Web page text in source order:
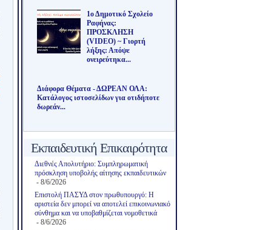
1ο Δημοτικό Σχολείο
Ραφήνας:
ΠΡΟΣΚΛΗΣΗ
(VIDEO) ~ Γιορτή
λήξης: Απόψε
ονειρεύτηκα...
Διάφορα Θέματα - ΔΩΡΕΑΝ ΟΛΑ:
Κατάλογος ιστοσελίδων για οτιδήποτε
δωρεάν...
Εκπαιδευτική Επικαιρότητα
Διεθνές Απολυτήριο: Συμπληρωματική
πρόσκληση υποβολής αίτησης εκπαιδευτικών
- 8/6/2026
Επιστολή ΠΑΣΥΔ στον πρωθυπουργό: Η
αριστεία δεν μπορεί να αποτελεί επικοινωνιακό
σύνθημα και να υποβαθμίζεται νομοθετικά
- 8/6/2026